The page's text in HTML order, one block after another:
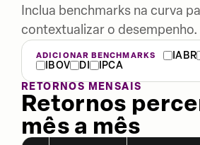
Inclua benchmarks na curva
contextualizar o desempenho.
ADICIONAR BENCHMARKS IABR
IBOV
DI
IPCA
RETORNOS MENSAIS
Retornos
mês a mês